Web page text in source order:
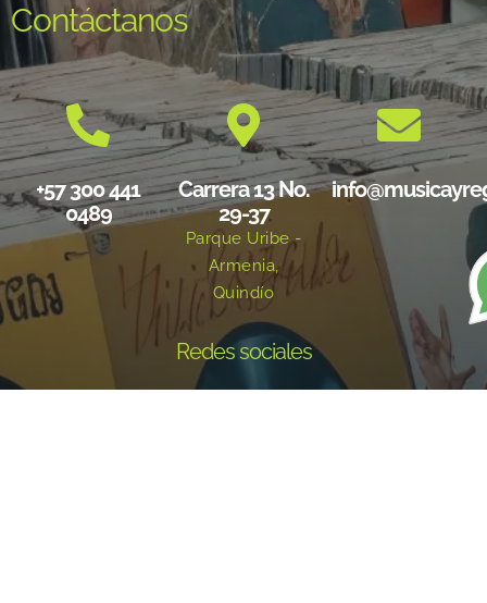
Contáctanos
+57 300 441
0489
Carrera 13 No.
29-37
Parque Uribe -
Armenia,
Quindío
Redes sociales